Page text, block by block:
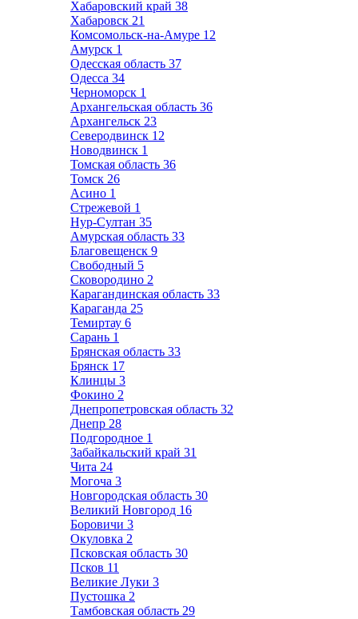
Хабаровский край 38
Хабаровск 21
Комсомольск-на-Амуре 12
Амурск 1
Одесская область 37
Одесса 34
Черноморск 1
Архангельская область 36
Архангельск 23
Северодвинск 12
Новодвинск 1
Томская область 36
Томск 26
Асино 1
Стрежевой 1
Нур-Султан 35
Амурская область 33
Благовещенск 9
Свободный 5
Сковородино 2
Карагандинская область 33
Караганда 25
Темиртау 6
Сарань 1
Брянская область 33
Брянск 17
Клинцы 3
Фокино 2
Днепропетровская область 32
Днепр 28
Подгородное 1
Забайкальский край 31
Чита 24
Могоча 3
Новгородская область 30
Великий Новгород 16
Боровичи 3
Окуловка 2
Псковская область 30
Псков 11
Великие Луки 3
Пустошка 2
Тамбовская область 29